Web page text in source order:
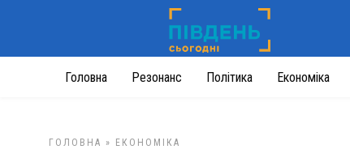
Головна Резонанс Політика Економіка
ГОЛОВНА » ЕКОНОМІКА